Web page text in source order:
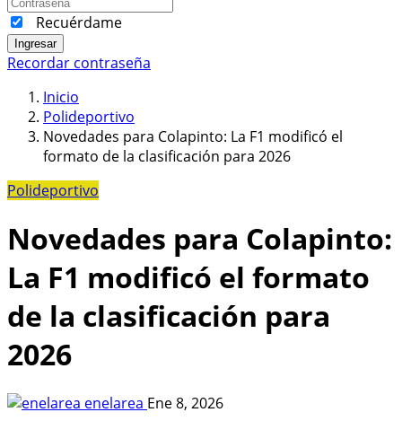
Recuérdame
Ingresar
Recordar contraseña
Inicio
Polideportivo
Novedades para Colapinto: La F1 modificó el
formato de la clasificación para 2026
Polideportivo
Novedades para Colapinto:
La F1 modificó el formato
de la clasificación para
2026
enelarea Ene 8, 2026